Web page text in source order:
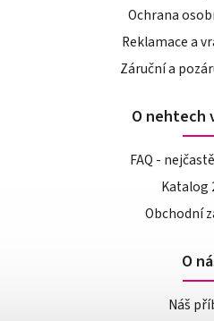
Ochrana
Reklamace a
Záruční a
O nehtech
FAQ -
Katalog
Obchodní
O
Náš